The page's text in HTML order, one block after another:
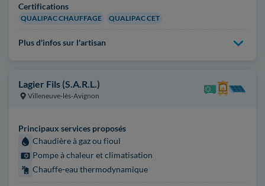
Certifications
QUALIPAC CHAUFFAGE QUALIPAC CET
Plus d'infos sur l'artisan
Lagier Fils (S.A.R.L.)
Villeneuve-lès-Avignon
Principaux services proposés
Chaudière à gaz ou fioul
Pompe à chaleur et climatisation
Chauffe-eau thermodynamique